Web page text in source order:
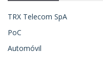
TRX Telecom SpA
PoC
Automóvil